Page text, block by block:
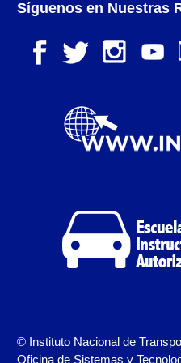
Recaudos y
Recaudos y
para instalación de
renovación de
Recaudos y
renovación de medio
Oficinas a Nivel Nacional
Síguenos en Nuestras
© Instituto Nacional de
Oficina de Sistemas y